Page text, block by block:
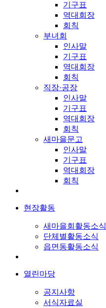
기구표
역대회장
회칙
부녀회
인사말
기구표
역대회장
회칙
직장·공장
인사말
기구표
역대회장
회칙
새마을문고
인사말
기구표
역대회장
회칙
현장활동
새마을회활동소식
단체별활동소식
읍면동활동소식
열린마당
공지사항
서식자료실